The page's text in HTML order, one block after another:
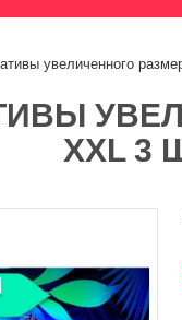
увеличенного
XXL 3